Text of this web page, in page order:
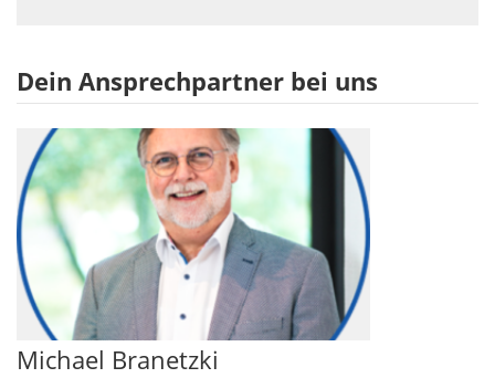
Dein Ansprechpartner bei uns
Michael Branetzki